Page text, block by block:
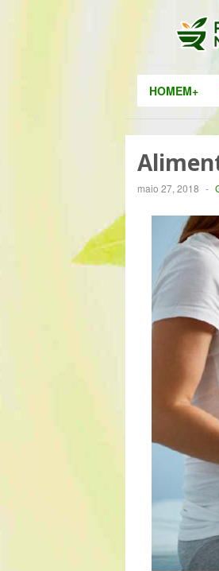
HOMEM+
maio 27, 2018 -